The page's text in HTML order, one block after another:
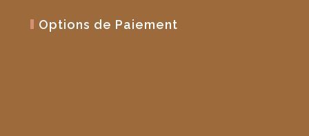
Options de Paiement